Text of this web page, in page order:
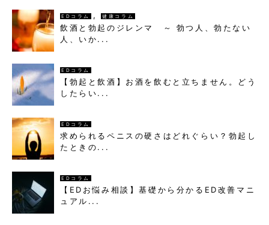
EDコラム , 健康コラム
飲酒と勃起のジレンマ ～ 勃つ人、勃たない
人、いか...
EDコラム
【勃起と飲酒】お酒を飲むと立ちません。どう
したらい...
EDコラム
求められるペニスの硬さはどれぐらい？勃起し
たときの...
EDコラム
【EDお悩み相談】基礎から分かるED改善マニ
ュアル...